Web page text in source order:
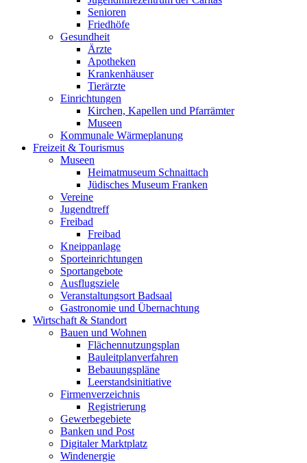
Senioren
Friedhöfe
Gesundheit
Ärzte
Apotheken
Krankenhäuser
Tierärzte
Einrichtungen
Kirchen, Kapellen und Pfarrämter
Museen
Kommunale Wärmeplanung
Freizeit & Tourismus
Museen
Heimatmuseum Schnaittach
Jüdisches Museum Franken
Vereine
Jugendtreff
Freibad
Freibad
Kneippanlage
Sporteinrichtungen
Sportangebote
Ausflugsziele
Veranstaltungsort Badsaal
Gastronomie und Übernachtung
Wirtschaft & Standort
Bauen und Wohnen
Flächennutzungsplan
Bauleitplanverfahren
Bebauungspläne
Leerstandsinitiative
Firmenverzeichnis
Registrierung
Gewerbegebiete
Banken und Post
Digitaler Marktplatz
Windenergie